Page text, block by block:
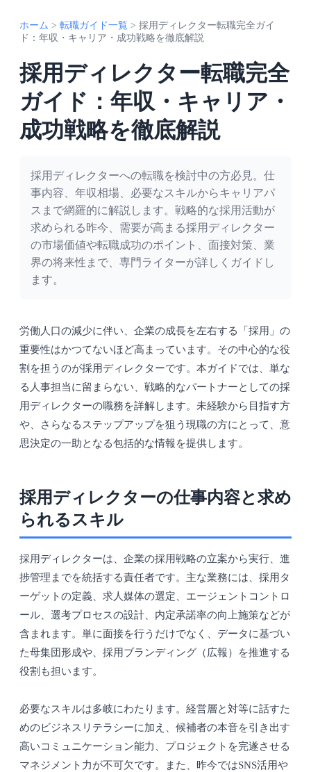
ホーム > 転職ガイド一覧 > 採用ディレクター転職完全ガイ
ド：年収・キャリア・成功戦略を徹底解説
採用ディレクター転職完全
ガイド：年収・キャリア・
成功戦略を徹底解説
採用ディレクターへの転職を検討中の方必見。仕
事内容、年収相場、必要なスキルからキャリアパ
スまで網羅的に解説します。戦略的な採用活動が
求められる昨今、需要が高まる採用ディレクター
の市場価値や転職成功のポイント、面接対策、業
界の将来性まで、専門ライターが詳しくガイドし
ます。
労働人口の減少に伴い、企業の成長を左右する「採用」の
重要性はかつてないほど高まっています。その中心的な役
割を担うのが採用ディレクターです。本ガイドでは、単な
る人事担当に留まらない、戦略的なパートナーとしての採
用ディレクターの職務を詳解します。未経験から目指す方
や、さらなるステップアップを狙う現職の方にとって、意
思決定の一助となる包括的な情報を提供します。
採用ディレクターの仕事内容と求め
られるスキル
採用ディレクターは、企業の採用戦略の立案から実行、進
捗管理までを統括する責任者です。主な業務には、採用タ
ーゲットの定義、求人媒体の選定、エージェントコントロ
ール、選考プロセスの設計、内定承諾率の向上施策などが
含まれます。単に面接を行うだけでなく、データに基づい
た母集団形成や、採用ブランディング（広報）を推進する
役割も担います。
必要なスキルは多岐にわたります。経営層と対等に話すた
めのビジネスリテラシーに加え、候補者の本音を引き出す
高いコミュニケーション能力、プロジェクトを完遂させる
マネジメント力が不可欠です。また、昨今ではSNS活用や